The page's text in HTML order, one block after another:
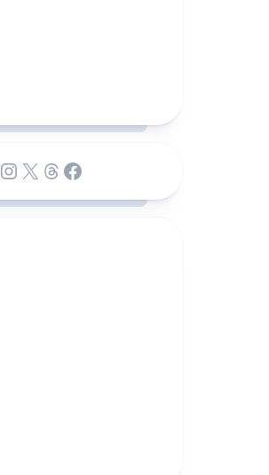
Instagram
X Threads
Facebook